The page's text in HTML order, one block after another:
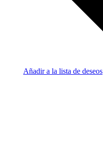
Añadir a la lista de deseos